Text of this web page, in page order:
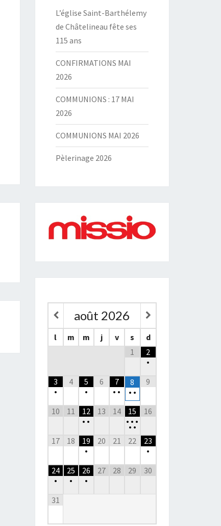
L’église Saint-Barthélemy
de Châtelineau fête ses
115 ans
CONFIRMATIONS MAI
2026
COMMUNIONS : 17 MAI
2026
COMMUNIONS MAI 2026
Pèlerinage 2026
août 2026
l m m j v s
d
1
2
•
3
•
4
5
•
6
7
• •
8
• •
9
10 11
12
• •
13 14
15
• • •
••
16
17 18
19
•
20 21 22
23
•
24
•
25
•
26
•
27 28 29 30
31